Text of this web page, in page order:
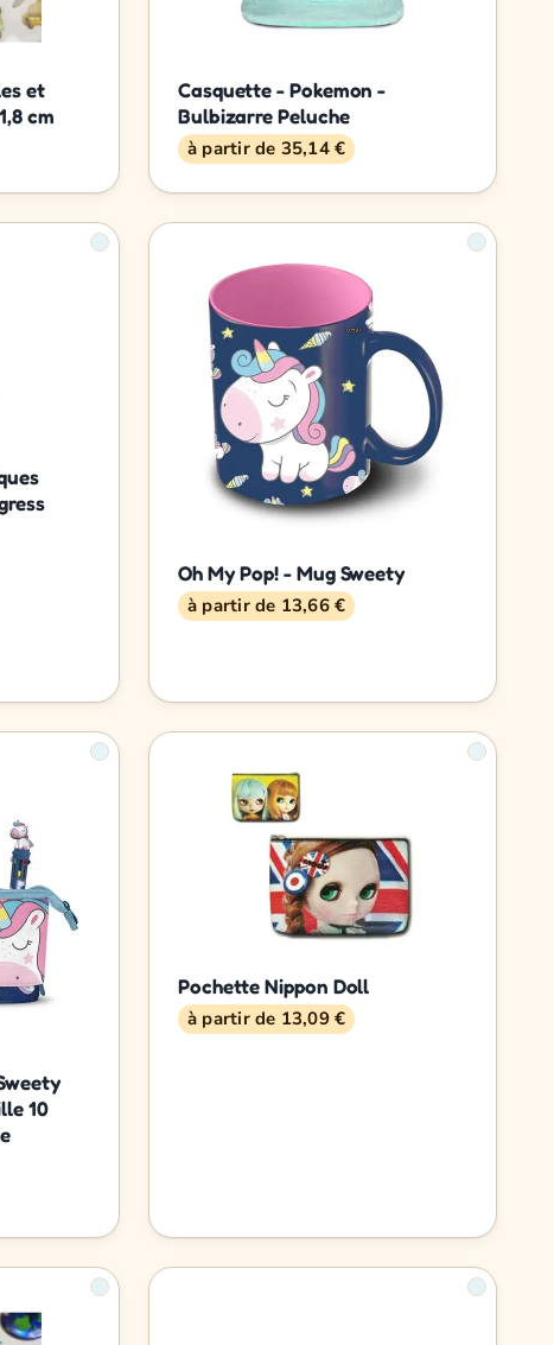
et
cm
Casquette - Pokemon -
Bulbizarre Peluche
à partir de 35,14 €
Oh My Pop! - Mug Sweety
à partir de 13,66 €
10
Pochette Nippon Doll
à partir de 13,09 €